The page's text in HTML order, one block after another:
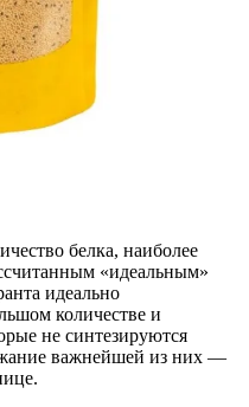
белка, наиболее
«идеальным»
идеально
количестве и
не синтезируются
важнейшей из них —